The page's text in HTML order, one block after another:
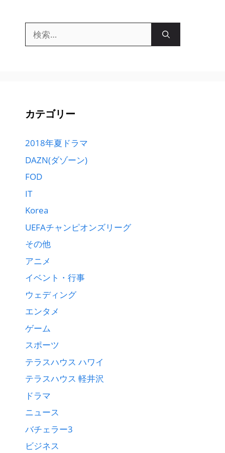
索:
カテゴリー
2018年夏ドラマ
DAZN(ダゾーン)
FOD
IT
Korea
UEFAチャンピオンズリーグ
その他
アニメ
イベント・行事
ウェディング
エンタメ
ゲーム
スポーツ
テラスハウス ハワイ
テラスハウス 軽井沢
ドラマ
ニュース
バチェラー3
ビジネス